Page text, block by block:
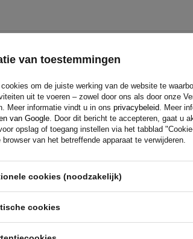
van toestemmingen
om de juiste werking van de website te
uit te voeren – zowel door ons als door onze
Meer informatie vindt u in ons privacybeleid. Meer
van Google. Door dit bericht te accepteren, gaat u
opslag of toegang instellen via het tabblad
van het betreffende apparaat te verwijderen.
cookies (noodzakelijk)
cookies